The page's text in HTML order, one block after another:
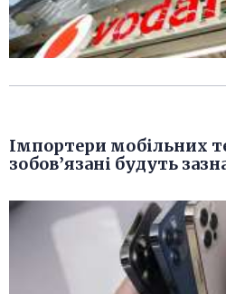
Імпортери мобільних
зобов’язані будуть